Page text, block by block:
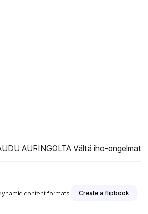
AURINGOLTA Vältä iho-ongelmat
content formats. Create a flipbook